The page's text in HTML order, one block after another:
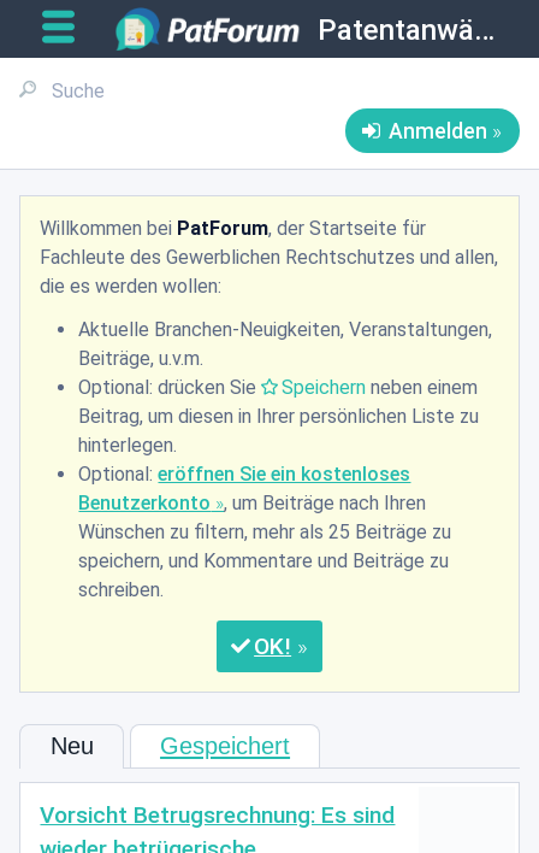
Patentanwälte
Anmelden
Willkommen bei PatForum, der Startseite für
Fachleute des Gewerblichen Rechtschutzes und allen,
die es werden wollen:
Aktuelle Branchen-Neuigkeiten, Veranstaltungen,
Beiträge, u.v.m.
Optional: drücken Sie
Speichern neben einem
Beitrag, um diesen in Ihrer persönlichen Liste zu
hinterlegen.
Optional:eröffnen Sie ein kostenloses
Benutzerkonto
, um Beiträge nach Ihren
Wünschen zu filtern, mehr als 25 Beiträge zu
speichern, und Kommentare und Beiträge zu
schreiben.
OK
Neu Gespeichert
Vorsicht Betrugsrechnung: Es sind